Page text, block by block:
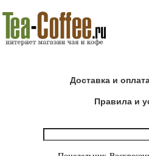
Доставка и
Правила и